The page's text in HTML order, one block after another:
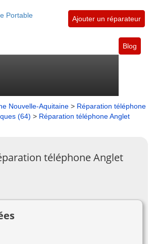
Ajouter un réparateur
Blog
Nouvelle-Aquitaine > Réparation téléphone
(64) > Réparation téléphone Anglet
téléphone Anglet